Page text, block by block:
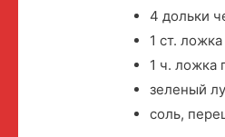
4 дольки
1 ст.
1 ч. ложка
зеленый
соль,